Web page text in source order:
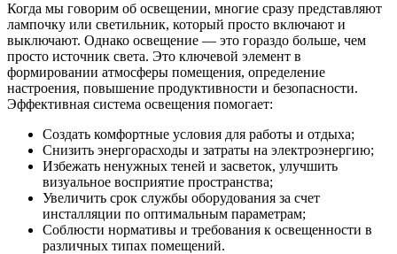
Когда мы говорим об освещении, многие сразу представляют
лампочку или светильник, который просто включают и
выключают. Однако освещение — это гораздо больше, чем
просто источник света. Это ключевой элемент в
формировании атмосферы помещения, определение
настроения, повышение продуктивности и безопасности.
Эффективная система освещения помогает:
Создать комфортные условия для работы и отдыха;
Снизить энергорасходы и затраты на электроэнергию;
Избежать ненужных теней и засветок, улучшить
визуальное восприятие пространства;
Увеличить срок службы оборудования за счет
инсталляции по оптимальным параметрам;
Соблюсти нормативы и требования к освещенности в
различных типах помещений.